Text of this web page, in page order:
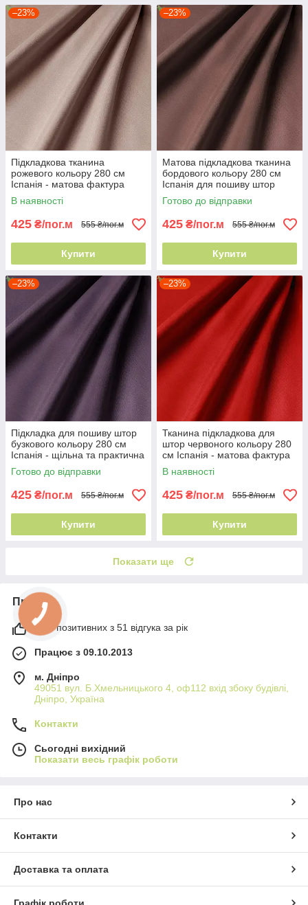
–23%
Підкладкова тканина
рожевого кольору 280 см
Іспанія - матова фактура
В наявності
425 ₴/пог.м 555 ₴/пог.м
Купити
–23%
Матова підкладкова тканина
бордового кольору 280 см
Іспанія для пошиву штор
Готово до відправки
425 ₴/пог.м 555 ₴/пог.м
Купити
–23%
Підкладка для пошиву штор
бузкового кольору 280 см
Іспанія - щільна та практична
Готово до відправки
425 ₴/пог.м 555 ₴/пог.м
Купити
–23%
Тканина підкладкова для
штор червоного кольору 280
см Іспанія - матова фактура
В наявності
425 ₴/пог.м 555 ₴/пог.м
Купити
Показати ще
Про нас
98% позитивних з 51 відгука за рік
Працює з 09.10.2013
м. Дніпро
49051 вул. Б.Хмельницького 4, оф112 вхід збоку будівлі,
Дніпро, Україна
Контакти
Сьогодні вихідний
Показати весь графік роботи
Про нас
Контакти
Доставка та оплата